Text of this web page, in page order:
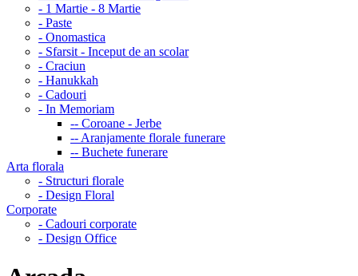
- 1 Martie - 8 Martie
- Paste
- Onomastica
- Sfarsit - Inceput de an scolar
- Craciun
- Hanukkah
- Cadouri
- In Memoriam
-- Coroane - Jerbe
-- Aranjamente florale funerare
-- Buchete funerare
Arta florala
- Structuri florale
- Design Floral
Corporate
- Cadouri corporate
- Design Office